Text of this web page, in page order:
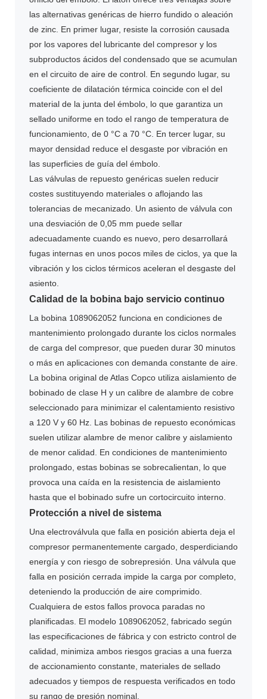
las alternativas genéricas de hierro fundido o aleación
de zinc. En primer lugar, resiste la corrosión causada
por los vapores del lubricante del compresor y los
subproductos ácidos del condensado que se acumulan
en el circuito de aire de control. En segundo lugar, su
coeficiente de dilatación térmica coincide con el del
material de la junta del émbolo, lo que garantiza un
sellado uniforme en todo el rango de temperatura de
funcionamiento, de 0 °C a 70 °C. En tercer lugar, su
mayor densidad reduce el desgaste por vibración en
las superficies de guía del émbolo.
Las válvulas de repuesto genéricas suelen reducir
costes sustituyendo materiales o aflojando las
tolerancias de mecanizado. Un asiento de válvula con
una desviación de 0,05 mm puede sellar
adecuadamente cuando es nuevo, pero desarrollará
fugas internas en unos pocos miles de ciclos, ya que la
vibración y los ciclos térmicos aceleran el desgaste del
asiento.
Calidad de la bobina bajo servicio continuo
La bobina 1089062052 funciona en condiciones de
mantenimiento prolongado durante los ciclos normales
de carga del compresor, que pueden durar 30 minutos
o más en aplicaciones con demanda constante de aire.
La bobina original de Atlas Copco utiliza aislamiento de
bobinado de clase H y un calibre de alambre de cobre
seleccionado para minimizar el calentamiento resistivo
a 120 V y 60 Hz. Las bobinas de repuesto económicas
suelen utilizar alambre de menor calibre y aislamiento
de menor calidad. En condiciones de mantenimiento
prolongado, estas bobinas se sobrecalientan, lo que
provoca una caída en la resistencia de aislamiento
hasta que el bobinado sufre un cortocircuito interno.
Protección a nivel de sistema
Una electroválvula que falla en posición abierta deja el
compresor permanentemente cargado, desperdiciando
energía y con riesgo de sobrepresión. Una válvula que
falla en posición cerrada impide la carga por completo,
deteniendo la producción de aire comprimido.
Cualquiera de estos fallos provoca paradas no
planificadas. El modelo 1089062052, fabricado según
las especificaciones de fábrica y con estricto control de
calidad, minimiza ambos riesgos gracias a una fuerza
de accionamiento constante, materiales de sellado
adecuados y tiempos de respuesta verificados en todo
su rango de presión nominal.